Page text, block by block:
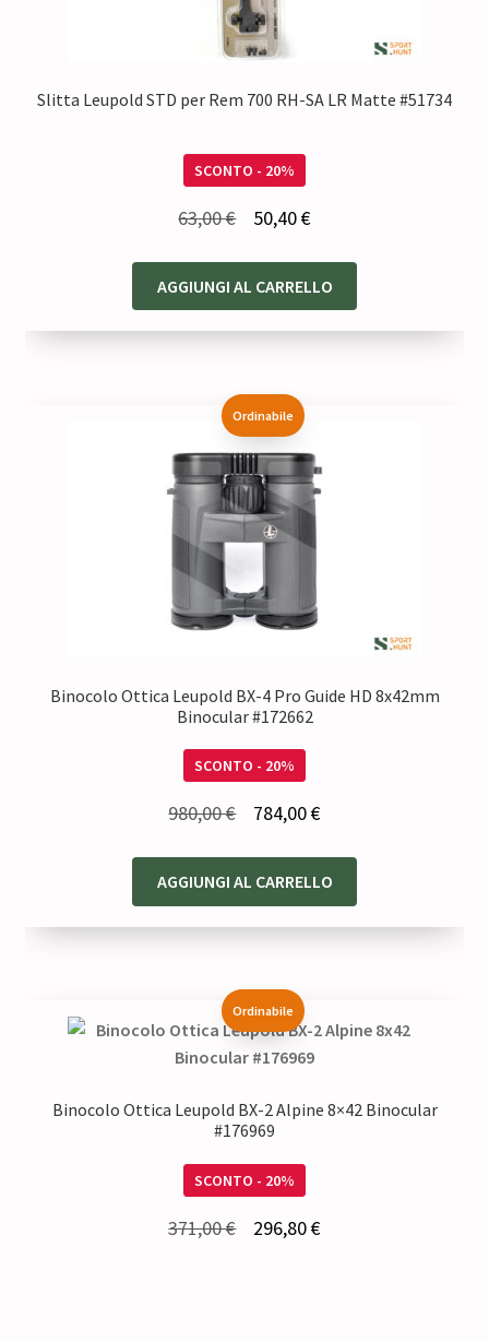
Slitta Leupold STD per Rem 700 RH-SA LR Matte #51734
SCONTO - 20%
63,00€
originale
era:
50,40€Il
attuale
è:
AGGIUNGI AL CARRELLO
Ordinabile
Binocolo Ottica Leupold BX-4 Pro Guide HD 8x42mm
Binocular #172662
SCONTO - 20%
980,00€
originale
era:
784,00€Il
attuale
è:
AGGIUNGI AL CARRELLO
Ordinabile
Binocolo Ottica Leupold BX-2 Alpine 8×42 Binocular
#176969
SCONTO - 20%
371,00€ 296,80€Il